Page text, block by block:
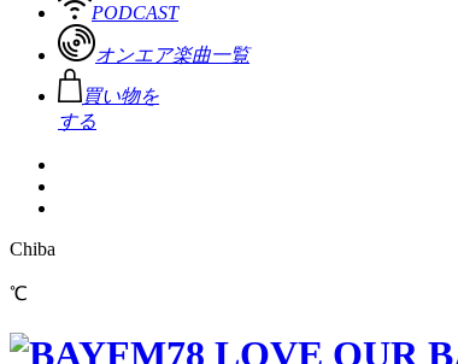
PODCAST
オンエア楽曲一覧
買い物を
する
Chiba
℃